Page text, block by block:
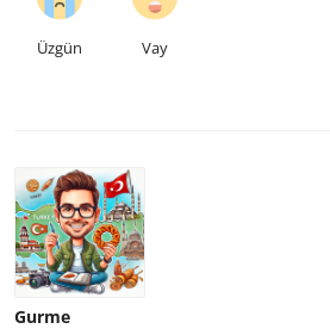
Üzgün Vay
Gurme